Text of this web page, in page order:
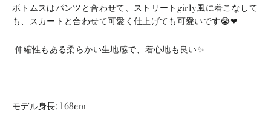
ボトムスはパンツと合わせて、ストリートgirly風に着こなして
も、スカートと合わせて可愛く仕上げても可愛いです😭❤︎
伸縮性もある柔らかい生地感で、着心地も良い✨
モデル身長: 168cm